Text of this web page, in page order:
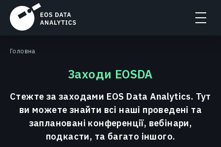
Головна
Заходи EOSDA
Стежте за заходами EOS Data Analytics. Тут
ви можете знайти всі наші проведені та
заплановані конференції, вебінари,
подкасти, та багато іншого.